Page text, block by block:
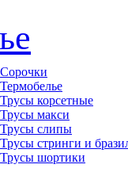
Сорочки
Термобелье
Трусы корсетные
Трусы макси
Трусы слипы
Трусы стринги и
Трусы шортики